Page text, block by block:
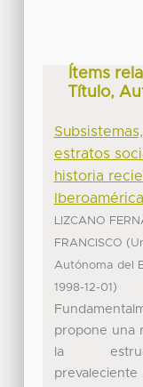
Ítems
Título,
estratos
historia
Iberoamérica
LIZCANO
FRANCISCO (
Autónoma del
1998-12-01 )
propone una
la